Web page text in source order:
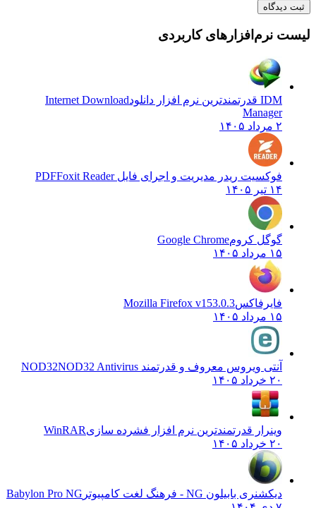
دیدگاه
نرم‌افزارهای کاربردی
IDM قدرتمندترین نرم افزار دانلود
Internet Download
Manager
فوکسیت ریدر مدیریت و اجرای فایل PDFFoxit Reader
گوگل کرومGoogle Chrome
فایرفاکسMozilla Firefox v153.0.3
آنتی ویروس معروف و قدرتمند NOD32NOD32 Antivirus
وینرار قدرتمندترین نرم افزار فشرده سازیWinRAR
دیکشنری بابیلون NG - فرهنگ لغت کامپیوتر
Babylon Pro NG